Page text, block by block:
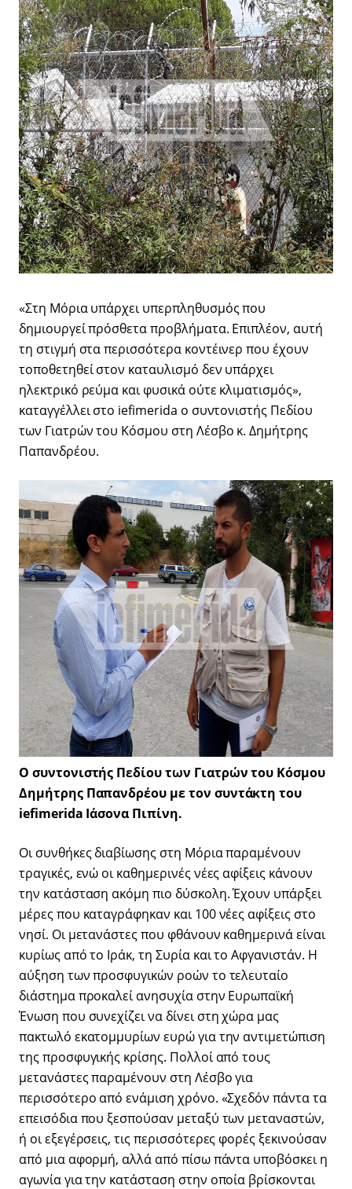
«Στη Μόρια υπάρχει υπερπληθυσμός που
δημιουργεί πρόσθετα προβλήματα. Επιπλέον, αυτή
τη στιγμή στα περισσότερα κοντέινερ που έχουν
τοποθετηθεί στον καταυλισμό δεν υπάρχει
ηλεκτρικό ρεύμα και φυσικά ούτε κλιματισμός»,
καταγγέλλει στο iefimerida ο συντονιστής Πεδίου
των Γιατρών του Κόσμου στη Λέσβο κ. Δημήτρης
Παπανδρέου.
Ο συντονιστής Πεδίου των Γιατρών του Κόσμου
Δημήτρης Παπανδρέου με τον συντάκτη του
iefimerida Ιάσονα Πιπίνη.
Οι συνθήκες διαβίωσης στη Μόρια παραμένουν
τραγικές, ενώ οι καθημερινές νέες αφίξεις κάνουν
την κατάσταση ακόμη πιο δύσκολη. Έχουν υπάρξει
μέρες που καταγράφηκαν και 100 νέες αφίξεις στο
νησί. Οι μετανάστες που φθάνουν καθημερινά είναι
κυρίως από το Ιράκ, τη Συρία και το Αφγανιστάν. Η
αύξηση των προσφυγικών ροών το τελευταίο
διάστημα προκαλεί ανησυχία στην Ευρωπαϊκή
Ένωση που συνεχίζει να δίνει στη χώρα μας
πακτωλό εκατομμυρίων ευρώ για την αντιμετώπιση
της προσφυγικής κρίσης. Πολλοί από τους
μετανάστες παραμένουν στη Λέσβο για
περισσότερο από ενάμιση χρόνο. «Σχεδόν πάντα τα
επεισόδια που ξεσπούσαν μεταξύ των μεταναστών,
ή οι εξεγέρσεις, τις περισσότερες φορές ξεκινούσαν
από μια αφορμή, αλλά από πίσω πάντα υποβόσκει η
αγωνία για την κατάσταση στην οποία βρίσκονται